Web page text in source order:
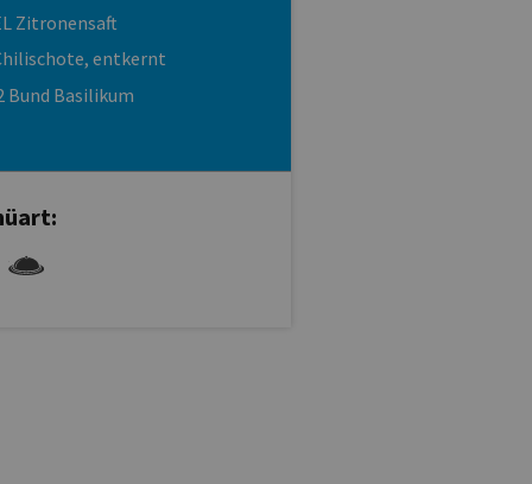
Zitronensaft
entkernt
Bund Basilikum